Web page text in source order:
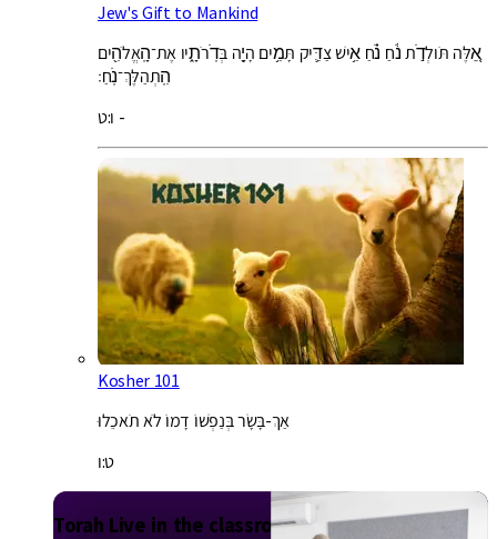
Jew's Gift to Mankind
אֵ֚לֶּה תֹּולְדֹ֣ת נֹ֔חַ נֹ֗חַ אִ֥ישׁ צַדִּ֛יק תָּמִ֥ים הָיָ֖ה בְּדֹֽרֹתָ֑יו אֶת־הָֽאֱלֹהִ֖ים
הִֽתְהַלֶּךְ־נֹֽחַ׃
ו:ט -
Kosher 101
אַךְ-בָּשָׂר בְּנַפְשׁוֹ דָמוֹ לֹא תֹאכֵלוּ
ט:ו
Torah Live in the classroom